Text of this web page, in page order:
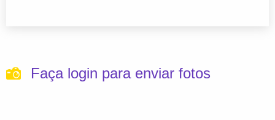
Faça login para enviar fotos